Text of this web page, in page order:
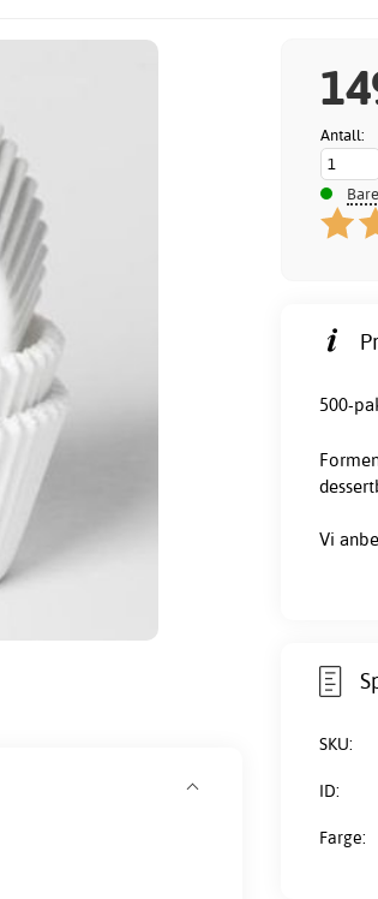
Antall:
500-
Vi
SKU:
ID:
Farge: